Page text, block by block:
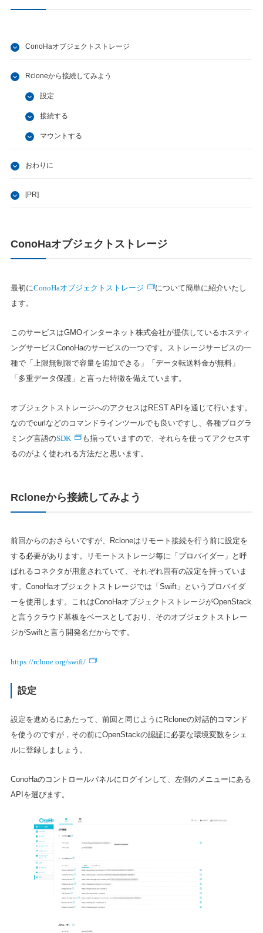
ConoHaオブジェクトストレージ
Rcloneから接続してみよう
設定
接続する
マウントする
おわりに
[PR]
ConoHaオブジェクトストレージ
最初にConoHaオブジェクトストレージ
について簡単に紹介いたし
ます。
このサービスはGMOインターネット株式会社が提供しているホスティ
ングサービスConoHaのサービスの一つです。ストレージサービスの一
種で「上限無制限で容量を追加できる」「データ転送料金が無料」
「多重データ保護」と言った特徴を備えています。
オブジェクトストレージへのアクセスはREST APIを通じて行います。
なのでcurlなどのコマンドラインツールでも良いですし、各種プログラ
ミング言語のSDK
も揃っていますので、それらを使ってアクセスす
るのがよく使われる方法だと思います。
Rcloneから接続してみよう
前回からのおさらいですが、Rcloneはリモート接続を行う前に設定を
する必要があります。リモートストレージ毎に「プロバイダー」と呼
ばれるコネクタが用意されていて、それぞれ固有の設定を持っていま
す。ConoHaオブジェクトストレージでは「Swift」というプロバイダ
ーを使用します。これはConoHaオブジェクトストレージがOpenStack
と言うクラウド基板をベースとしており、そのオブジェクトストレー
ジがSwiftと言う開発名だからです。
https://rclone.org/swift/
設定
設定を進めるにあたって、前回と同じようにRcloneの対話的コマンド
を使うのですが，その前にOpenStackの認証に必要な環境変数をシェ
ルに登録しましょう。
ConoHaのコントロールパネルにログインして、左側のメニューにある
APIを選びます。